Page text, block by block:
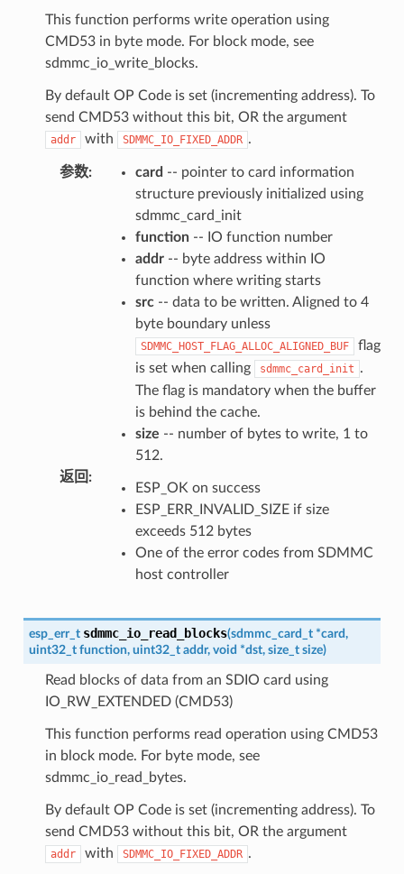
This function performs write operation using
CMD53 in byte mode. For block mode, see
sdmmc_io_write_blocks.
By default OP Code is set (incrementing address). To
send CMD53 without this bit, OR the argument
addr with SDMMC_IO_FIXED_ADDR .
参数: card -- pointer to card information
structure previously initialized using
sdmmc_card_init
function-- IO function number
addr-- byte address within IO
function where writing starts
src-- data to be written. Aligned to 4
byte boundary unless
SDMMC_HOST_FLAG_ALLOC_ALIGNED_BUF
flag
is set when calling
sdmmc_card_init .
The flag is mandatory when the buffer
is behind the cache.
size -- number of bytes to write, 1 to
512.
返回 :
ESP_OK on success
ESP_ERR_INVALID_SIZE if size
exceeds 512 bytes
One of the error codes from SDMMC
host controller
esp_err_t sdmmc_io_read_blocks(sdmmc_card_t *card,
uint32_t function, uint32_t addr, void *dst, size_t size)
Read blocks of data from an SDIO card using
IO_RW_EXTENDED (CMD53)
This function performs read operation using CMD53
in block mode. For byte mode, see
sdmmc_io_read_bytes.
By default OP Code is set (incrementing address). To
send CMD53 without this bit, OR the argument
addr with SDMMC_IO_FIXED_ADDR .